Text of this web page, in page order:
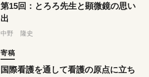
第15回：とろろ先生と顕微鏡の思い
出
中野 隆史
寄稿
国際看護を通して看護の原点に立ち